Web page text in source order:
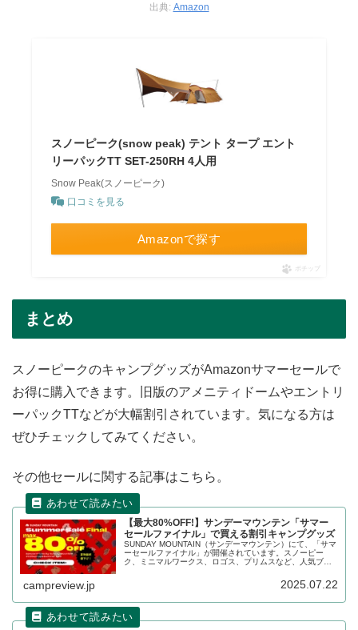
出典: Amazon
スノーピーク(snow peak) テント タープ エント
リーパックTT SET-250RH 4人用
Snow Peak(スノーピーク)
口コミを見る
Amazonで探す
ポチップ
まとめ
スノーピークのキャンプグッズがAmazonサマーセールで
お得に購入できます。旧版のアメニティドームやエントリ
ーパックTTなどが大幅割引されています。気になる方は
ぜひチェックしてみてください。
その他セールに関する記事はこちら。
【最大80%OFF!】サンデーマウンテン「サマー
セールファイナル」で買える割引キャンプグッズ
SUNDAY MOUNTAIN（サンデーマウンテン）にて、「サマ
ーセールファイナル」が開催されています。スノーピー
ク、ミニマルワークス、ロゴス、プリムスなど、人気ブラ
campreview.jp 2025.07.22